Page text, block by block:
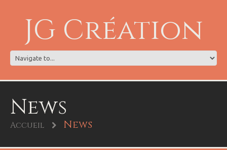
JG Création
News
Accueil News